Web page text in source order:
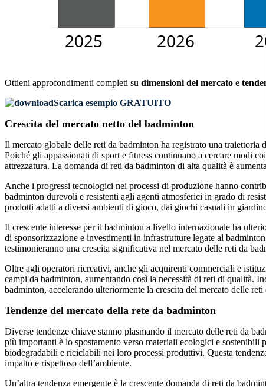
Ottieni approfondimenti completi su dimensioni del mercato e
Scarica esempio GRATUITO
Crescita del mercato netto del badminton
Il mercato globale delle reti da badminton ha registrato una
Poiché gli appassionati di sport e fitness continuano a cercare modi
attrezzatura. La domanda di reti da badminton di alta qualità è
Anche i progressi tecnologici nei processi di produzione hanno
badminton durevoli e resistenti agli agenti atmosferici in grado di
prodotti adatti a diversi ambienti di gioco, dai giochi casuali in
Il crescente interesse per il badminton a livello internazionale ha
di sponsorizzazione e investimenti in infrastrutture legate al
testimonieranno una crescita significativa nel mercato delle reti da
Oltre agli operatori ricreativi, anche gli acquirenti commerciali e
campi da badminton, aumentando così la necessità di reti di qualità.
badminton, accelerando ulteriormente la crescita del mercato delle reti
Tendenze del mercato della rete da badminton
Diverse tendenze chiave stanno plasmando il mercato delle reti da
più importanti è lo spostamento verso materiali ecologici e
biodegradabili e riciclabili nei loro processi produttivi. Questa
impatto e rispettoso dell’ambiente.
Un’altra tendenza emergente è la crescente domanda di reti da